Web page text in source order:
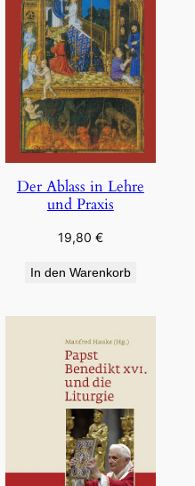
Der Ablass in Lehre
und Praxis
19,80 €
In den Warenkorb